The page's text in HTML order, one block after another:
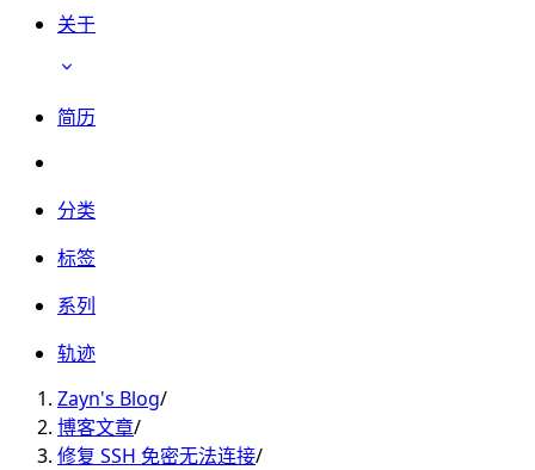
关于
简历
分类
标签
系列
轨迹
Zayn's Blog/
博客文章/
修复 SSH 免密无法连接/